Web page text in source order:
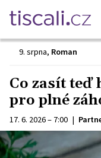
9. srpna, Roman
Co zasít teď
pro plné
17. 6. 2026 – 7:00 |